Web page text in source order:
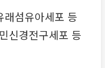
섬유아세포 등
신경전구세포 등